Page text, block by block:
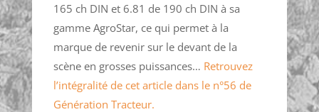
165 ch DIN et 6.81 de 190 ch DIN à sa
gamme AgroStar, ce qui permet à la
marque de revenir sur le devant de la
scène en grosses puissances… Retrouvez
l’intégralité de cet article dans le n°56 de
Génération Tracteur.